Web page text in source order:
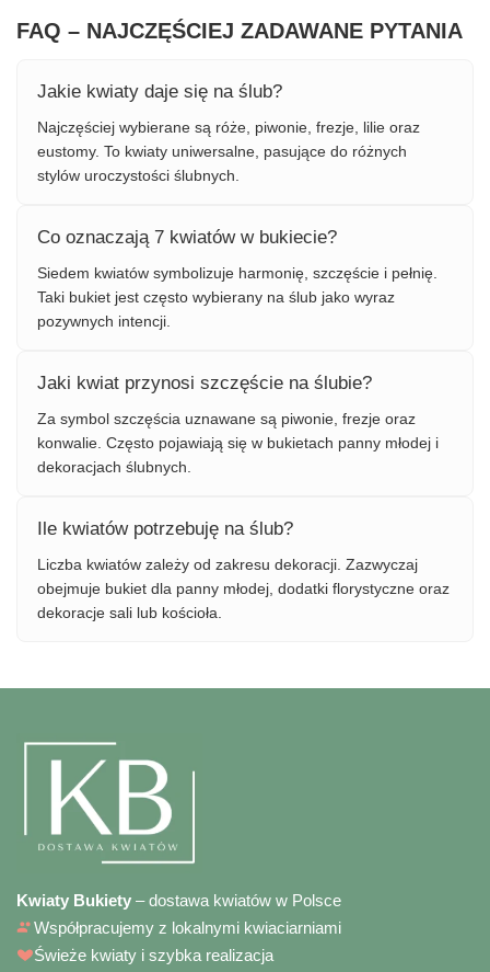
FAQ – NAJCZĘŚCIEJ ZADAWANE PYTANIA
Jakie kwiaty daje się na ślub?
Najczęściej wybierane są róże, piwonie, frezje, lilie oraz
eustomy. To kwiaty uniwersalne, pasujące do różnych
stylów uroczystości ślubnych.
Co oznaczają 7 kwiatów w bukiecie?
Siedem kwiatów symbolizuje harmonię, szczęście i pełnię.
Taki bukiet jest często wybierany na ślub jako wyraz
pozywnych intencji.
Jaki kwiat przynosi szczęście na ślubie?
Za symbol szczęścia uznawane są piwonie, frezje oraz
konwalie. Często pojawiają się w bukietach panny młodej i
dekoracjach ślubnych.
Ile kwiatów potrzebuję na ślub?
Liczba kwiatów zależy od zakresu dekoracji. Zazwyczaj
obejmuje bukiet dla panny młodej, dodatki florystyczne oraz
dekoracje sali lub kościoła.
Kwiaty Bukiety – dostawa kwiatów w Polsce
Współpracujemy z lokalnymi kwiaciarniami
Świeże kwiaty i szybka realizacja